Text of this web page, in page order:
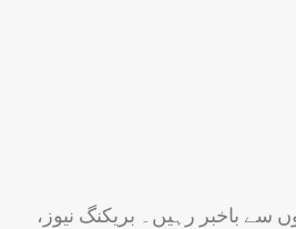
سے باخبر رہیں۔ بریکنگ نیوز،